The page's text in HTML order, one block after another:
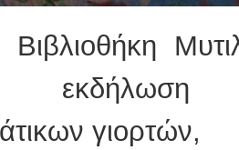
γιορτών,
ΕΙΔΙΚΟΣ ΚΑΡΔΙΟΛΟΓΟΣ
ΚΩΝΣΤΑΝΤΙΝΟΣ Ε.
Holter πίεσης και
Δοκιμασία
υπέρηχος
Μυτιλήνη Βουρνάζων